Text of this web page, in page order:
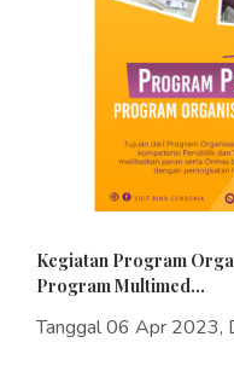
Kegiatan Program
Program Multimed...
Tanggal 06 Apr 2023,